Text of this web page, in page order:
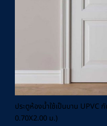
ประตูห้องน้ำใช้เป็นบาน UPVC
0.70X2.00 ม.)